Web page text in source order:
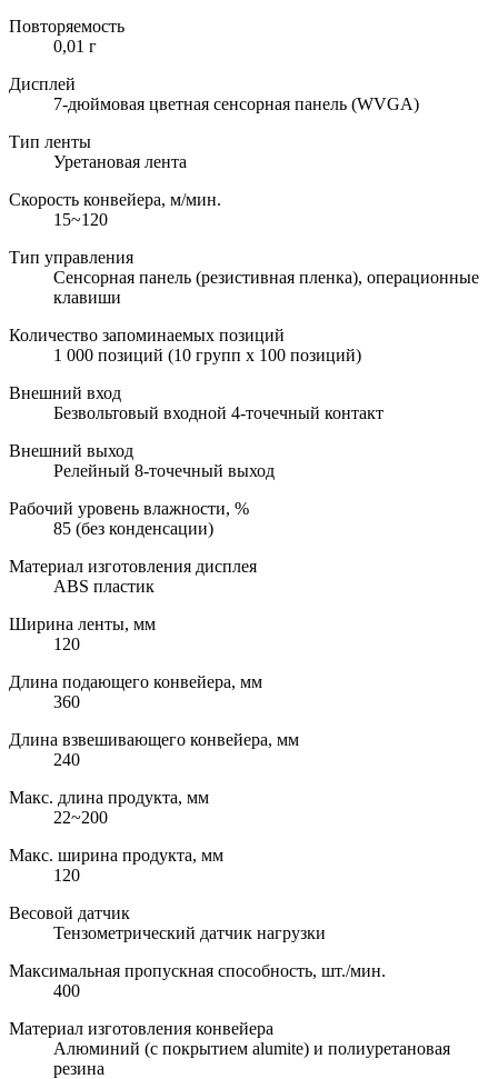
Повторяемость
0,01 г
Дисплей
7-дюймовая цветная сенсорная панель (WVGA)
Тип ленты
Уретановая лента
Скорость конвейера, м/мин.
15~120
Тип управления
Сенсорная панель (резистивная пленка), операционные
клавиши
Количество запоминаемых позиций
1 000 позиций (10 групп x 100 позиций)
Внешний вход
Безвольтовый входной 4-точечный контакт
Внешний выход
Релейный 8-точечный выход
Рабочий уровень влажности, %
85 (без конденсации)
Материал изготовления дисплея
ABS пластик
Ширина ленты, мм
120
Длина подающего конвейера, мм
360
Длина взвешивающего конвейера, мм
240
Макс. длина продукта, мм
22~200
Макс. ширина продукта, мм
120
Весовой датчик
Тензометрический датчик нагрузки
Максимальная пропускная способность, шт./мин.
400
Материал изготовления конвейера
Алюминий (с покрытием alumite) и полиуретановая
резина